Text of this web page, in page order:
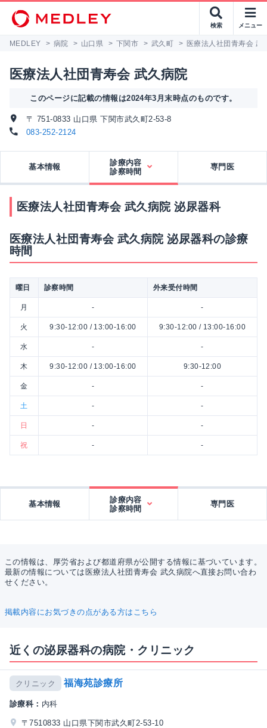
検索 メニュー
MEDLEY > 病院 > 山口県 > 下関市 > 武久町 > 医療法人社団青寿会 武
医療法人社団青寿会 武久病院
このページに記載の情報は2024年3月末時点のものです。
〒 751-0833 山口県 下関市武久町2-53-8
083-252-2124
基本情報
診療内容
診察時間
専門医
医療法人社団青寿会 武久病院 泌尿器科
医療法人社団青寿会 武久病院 泌尿器科の診療
時間
曜日 診察時間 外来受付時間
月 - -
火 9:30-12:00 / 13:00-16:00 9:30-12:00 / 13:00-16:00
水 - -
木 9:30-12:00 / 13:00-16:00 9:30-12:00
金 - -
土 - -
日 - -
祝 - -
基本情報
診療内容
診察時間
専門医
この情報は、厚労省および都道府県が公開する情報に基づいています。
最新の情報については医療法人社団青寿会 武久病院へ直接お問い合わ
せください。
掲載内容にお気づきの点がある方はこちら
近くの泌尿器科の病院・クリニック
クリニック 福海苑診療所
診療科： 内科
〒7510833 山口県下関市武久町2-53-10